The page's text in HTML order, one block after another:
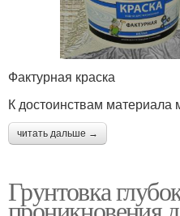
Фактурная краска
К достоинствам материала
читать дальше →
Грунтовка